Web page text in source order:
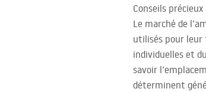
Conseils
Le marché de
utilisés pour leur
individuelles et
savoir
déterminent